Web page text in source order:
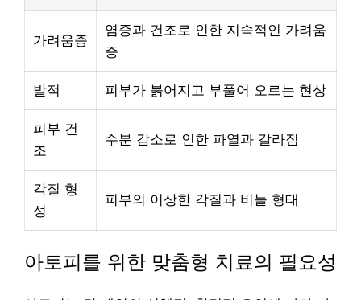
가려움증
염증과 건조로 인한 지속적인 가려움
증
발적 피부가 붉어지고 부풀어 오르는 현상
피부 건
조
수분 감소로 인한 파열과 갈라짐
각질 형
성
피부의 이상한 각질과 비늘 형태
아토피를 위한 맞춤형 치료의 필요성